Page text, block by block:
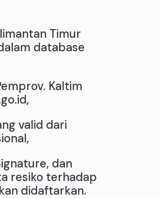
Timur
database
Kaltim
valid dari
dan
resiko terhadap
didaftarkan.